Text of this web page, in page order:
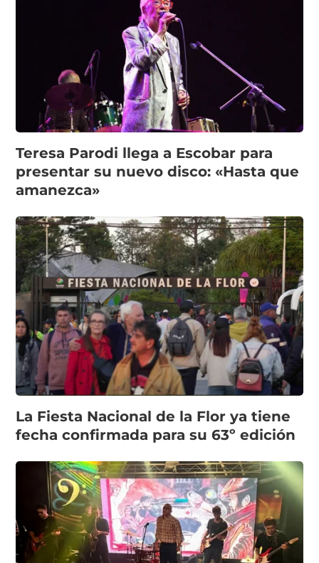
Teresa Parodi llega a Escobar para
presentar su nuevo disco: «Hasta que
amanezca»
La Fiesta Nacional de la Flor ya tiene
fecha confirmada para su 63º edición